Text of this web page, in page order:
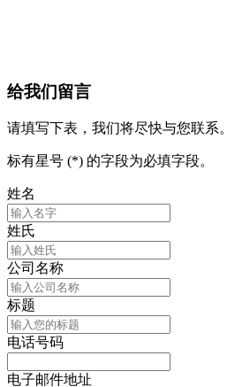
给我们留言
请填写下表，我们将尽快与您联系。
标有星号 (*) 的字段为必填字段。
姓名
姓氏
公司名称
标题
电话号码
电子邮件地址